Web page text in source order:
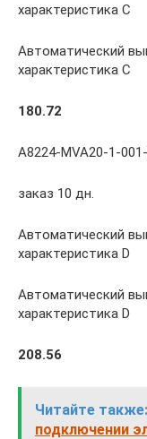
характеристика С
Автоматический
характеристика С
180.72
A8224-MVA20-1-
заказ 10 дн.
Автоматический
характеристика D
Автоматический
характеристика D
208.56
Читайте также:
подключении